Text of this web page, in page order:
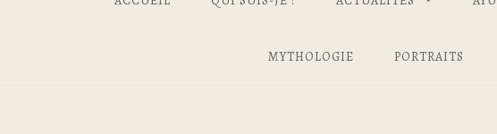
MYTHOLOGIE PORTRAITS